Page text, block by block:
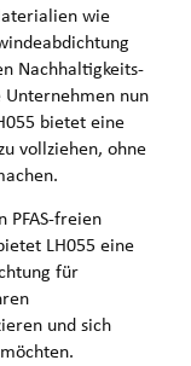
wie
Nachhaltigkeits-
Unternehmen nun
bietet eine
vollziehen, ohne
PFAS-freien
LH055 eine
für
und sich